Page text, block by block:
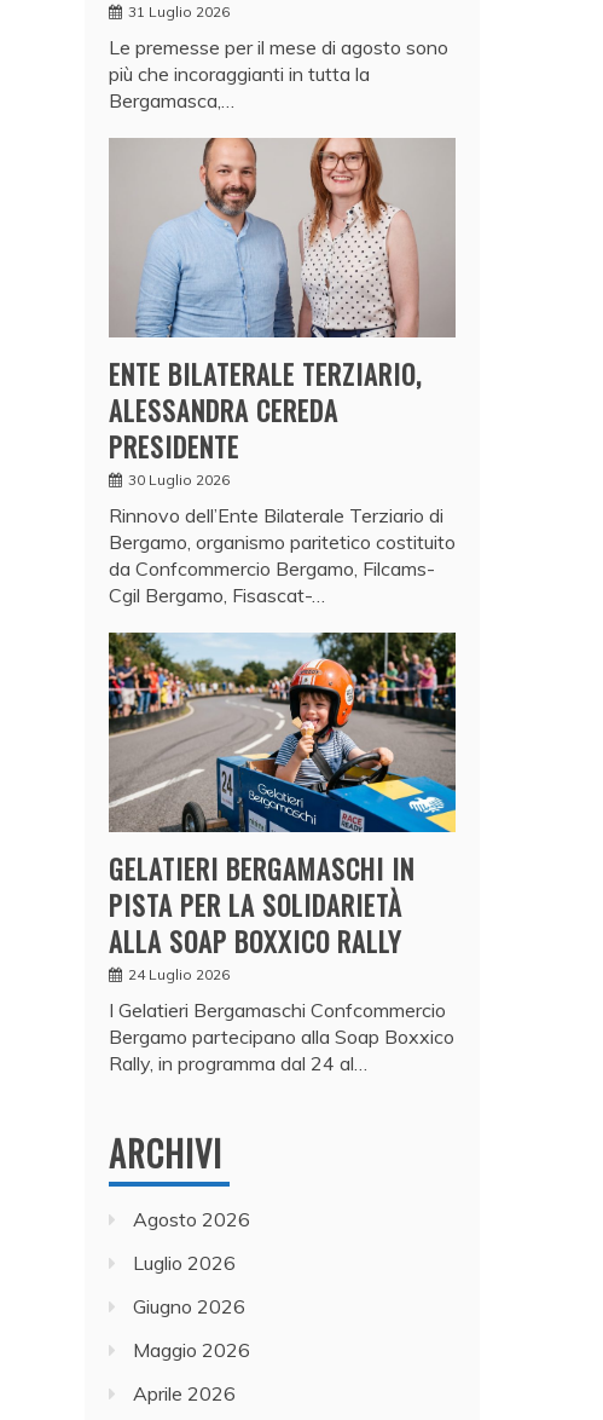
31 Luglio 2026
Le premesse per il mese di agosto sono
più che incoraggianti in tutta la
Bergamasca,…
ENTE BILATERALE TERZIARIO,
ALESSANDRA CEREDA
PRESIDENTE
30 Luglio 2026
Rinnovo dell’Ente Bilaterale Terziario di
Bergamo, organismo paritetico costituito
da Confcommercio Bergamo, Filcams-
Cgil Bergamo, Fisascat-…
GELATIERI BERGAMASCHI IN
PISTA PER LA SOLIDARIETÀ
ALLA SOAP BOXXICO RALLY
24 Luglio 2026
I Gelatieri Bergamaschi Confcommercio
Bergamo partecipano alla Soap Boxxico
Rally, in programma dal 24 al…
ARCHIVI
Agosto 2026
Luglio 2026
Giugno 2026
Maggio 2026
Aprile 2026